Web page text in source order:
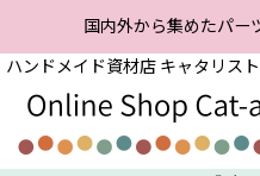
国内外から集めたパー
ハンドメイド資材店 キャタリスト